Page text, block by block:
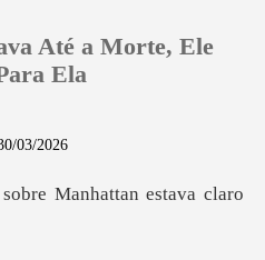
Até a Morte, Ele
Ela
03/2026
sobre Manhattan estava cl